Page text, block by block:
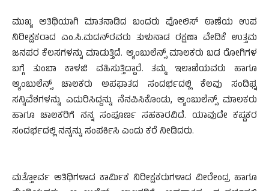
ಮುಖ್ಯ ಅತಿಥಿಯಾಗಿ ಮಾತನಾಡಿದ ಬಂದರು ಪೋಲಿಸ್ ಠಾಣೆಯ ಉಪ
ನಿರೀಕ್ಷಕರಾದ ಎಂ.ಸಿ.ಮದನ್‍ರವರು ತುಳುನಾಡ ರಕ್ಷಣಾ ವೇದಿಕೆ ಉತ್ತಮ
ಜನಪರ ಕೆಲಸಗಳನ್ನು ಮಾಡುತ್ತಿದೆ. ಆ್ಯಂಬುಲೆನ್ಸ್ ಮಾಲಕರು ಬಡ ರೋಗಿಗಳ
ಬಗ್ಗೆ ತುಂಬಾ ಕಾಳಜಿ ವಹಿಸುತ್ತಿದ್ದಾರೆ. ತಮ್ಮ ಇಲಾಖೆಯವರು ಹಾಗೂ
ಆ್ಯಂಬುಲೆನ್ಸ್ ಚಾಲಕರು ಅಪಘಾತದ ಸಂದರ್ಭದಲ್ಲಿ ಕೆಲವು ಸಂದಿಘ್ನ
ಸನ್ನಿವೆಶಗಳನ್ನು ಎದುರಿಸಿದ್ದನ್ನು ನೆನಪಿಸಿಕೊಂಡು, ಆ್ಯಂಬುಲೆನ್ಸ್ ಮಾಲಕರು
ಹಾಗೂ ಚಾಲಕರಿಗೆ ನನ್ನ ಸಂಪೂರ್ಣ ಸಹಕಾರವಿದೆ. ಯಾವುದೇ ಕಷ್ಟಕರ
ಸಂದರ್ಭದಲ್ಲಿ ನನ್ನನ್ನು ಸಂಪರ್ಕಿಸಿ ಎಂದು ಕರೆ ನೀಡಿದರು.
ಮತ್ತೋರ್ವ ಅತಿಥಿಗಳಾದ ಕಾರ್ಮಿಕ ನಿರೀಕ್ಷಕರುಗಳಾದ ವೀರೇಂದ್ರ ಹಾಗೂ